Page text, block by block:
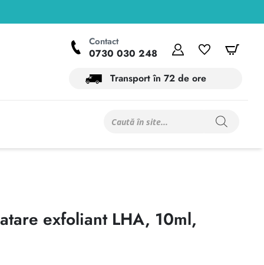
Contact
0730 030 248
Contul meuWishlist
Transport în 72 de ore
Products
exfoliant LHA, 10ml,